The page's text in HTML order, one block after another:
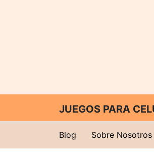
JUEGOS PARA
Blog Sobre Nosotros